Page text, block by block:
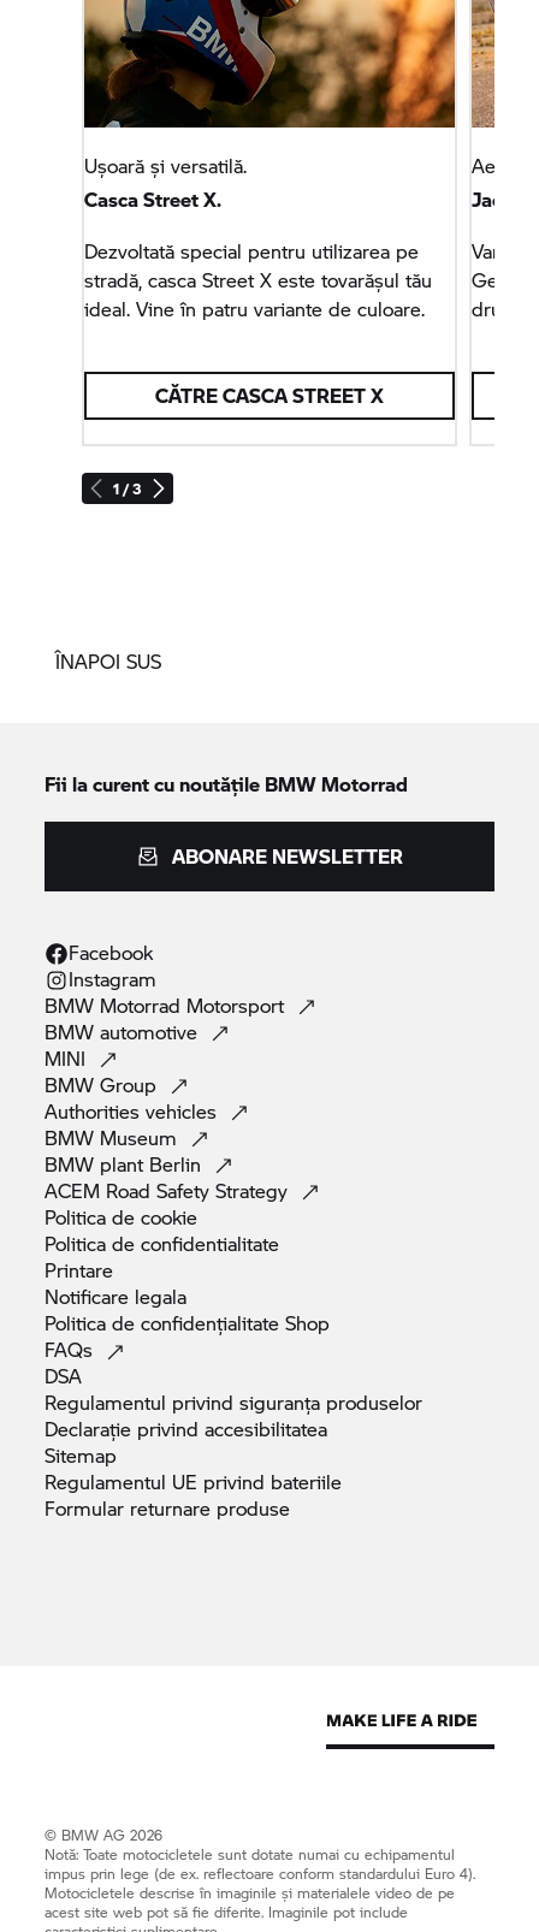
1 / 3
Ușoară și versatilă.
Casca Street X.
Dezvoltată special pentru utilizarea pe
stradă, casca Street X este tovarășul tău
ideal. Vine în patru variante de culoare.
CĂTRE CASCA STREET X
Aer
Vara e
Geaca
drum
ÎNAPOI SUS
Fii la curent cu noutățile BMW Motorrad
ABONARE NEWSLETTER
Facebook
Instagram
BMW Motorrad Motorsport
BMWautomotive
MINI
BMWGroup
Authoritiesvehicles
BMW Museum
BMW plant Berlin
ACEM Road SafetyStrategy
Politica decookie
Politica deconfidentialitate
Printare
Notificare legala
Politica de confidențialitateShop
FAQs
DSA
Regulamentul privind siguranța produselor
Declarație privindaccesibilitatea
Sitemap
Regulamentul UE privind bateriile
Formular returnare produse
© BMW AG 2026
Notă: Toate motocicletele sunt dotate numai cu echipamentul
impus prin lege (de ex. reflectoare conform standardului Euro 4).
Motocicletele descrise în imaginile și materialele video de pe
acest site web pot să fie diferite. Imaginile pot include